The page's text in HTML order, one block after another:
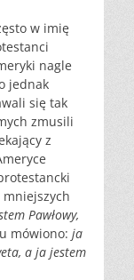
w imię
nagle
jednak
się tak
zmusili
z
Pawłowy,
mówiono: ja
a ja jestem